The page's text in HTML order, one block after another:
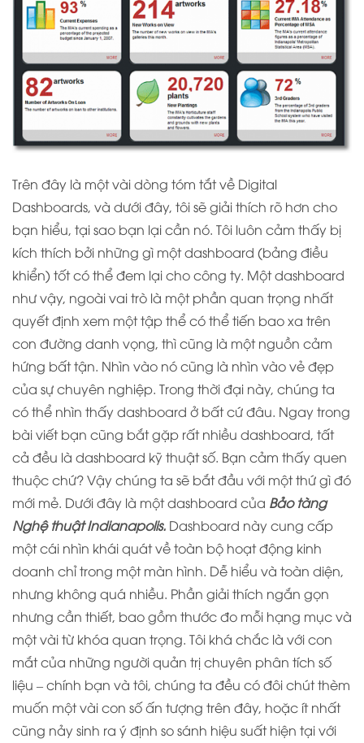
Trên đây là một vài dòng tóm tắt về Digital
Dashboards, và dưới đây, tôi sẽ giải thích rõ hơn cho
bạn hiểu, tại sao bạn lại cần nó. Tôi luôn cảm thấy bị
kích thích bởi những gì một dashboard (bảng điều
khiển) tốt có thể đem lại cho công ty. Một dashboard
như vậy, ngoài vai trò là một phần quan trọng nhất
quyết định xem một tập thể có thể tiến bao xa trên
con đường danh vọng, thì cũng là một nguồn cảm
hứng bất tận. Nhìn vào nó cũng là nhìn vào vẻ đẹp
của sự chuyên nghiệp. Trong thời đại này, chúng ta
có thể nhìn thấy dashboard ở bất cứ đâu. Ngay trong
bài viết bạn cũng bắt gặp rất nhiều dashboard, tất
cả đều là dashboard kỹ thuật số. Bạn cảm thấy quen
thuộc chứ? Vậy chúng ta sẽ bắt đầu với một thứ gì đó
mới mẻ. Dưới đây là một dashboard của Bảo tàng
Nghệ thuật Indianapolis. Dashboard này cung cấp
một cái nhìn khái quát về toàn bộ hoạt động kinh
doanh chỉ trong một màn hình. Dễ hiểu và toàn diện,
nhưng không quá nhiều. Phần giải thích ngắn gọn
nhưng cần thiết, bao gồm thước đo mỗi hạng mục và
một vài từ khóa quan trọng. Tôi khá chắc là với con
mắt của những người quản trị chuyên phân tích số
liệu – chính bạn và tôi, chúng ta đều có đôi chút thèm
muốn một vài con số ấn tượng trên đây, hoặc ít nhất
cũng nảy sinh ra ý định so sánh hiệu suất hiện tại với